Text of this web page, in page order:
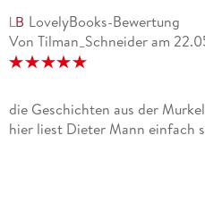
LovelyBooks-Bewertung
Von Tilman_Schneider am
die Geschichten aus der
hier liest Dieter Mann einfach